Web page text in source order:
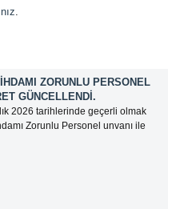
ZORUNLU PERSONEL
GÜNCELLENDI.
2026 tarihlerinde geçerli olmak
Zorunlu Personel unvanı ile